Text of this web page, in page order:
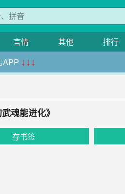
言情 其他 排行
APP ↓↓↓
魂能进化》
存书签